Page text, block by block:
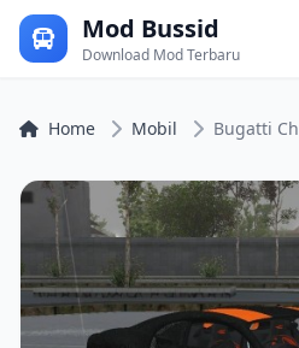
Mod Bussid
Download Mod Terbaru
Home Mobil Bugatti